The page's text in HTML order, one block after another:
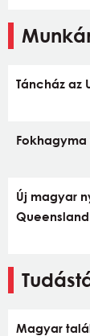
Táncház az
Új magyar
Magyar